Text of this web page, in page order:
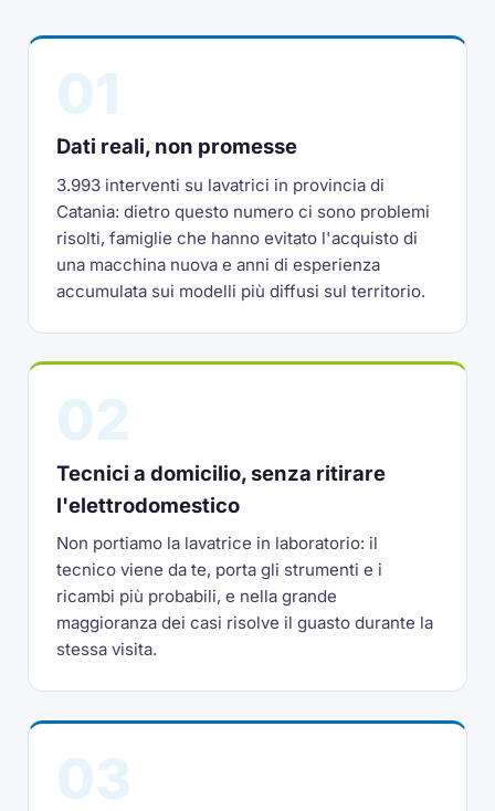
Dati reali, non promesse
3.993 interventi su lavatrici in provincia di
Catania: dietro questo numero ci sono problemi
risolti, famiglie che hanno evitato l'acquisto di
una macchina nuova e anni di esperienza
accumulata sui modelli più diffusi sul territorio.
Tecnici a domicilio, senza ritirare
l'elettrodomestico
Non portiamo la lavatrice in laboratorio: il
tecnico viene da te, porta gli strumenti e i
ricambi più probabili, e nella grande
maggioranza dei casi risolve il guasto durante la
stessa visita.